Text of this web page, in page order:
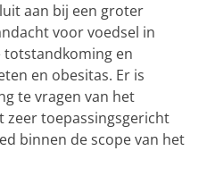
aan bij een groter
voor voedsel in
totstandkoming en
en obesitas. Er is
te vragen van het
zeer toepassingsgericht
binnen de scope van het